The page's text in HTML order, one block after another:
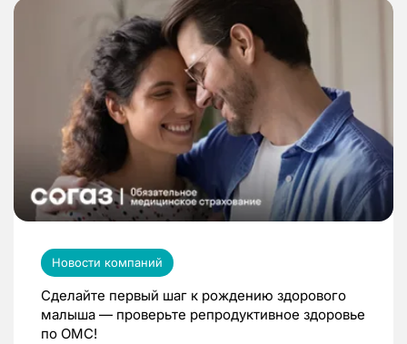
Новости компаний
Сделайте первый шаг к рождению здорового
малыша — проверьте репродуктивное здоровье
по ОМС!